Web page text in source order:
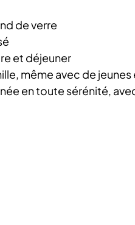
de verre
et déjeuner
même avec de
en toute sérénité,